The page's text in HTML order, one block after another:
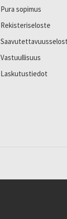
Pura sopimus
Rekisteriseloste
Vastuullisuus
Laskutustiedot